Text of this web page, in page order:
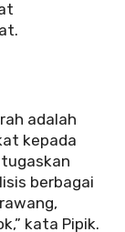
adalah
kepada
berbagai
kata Pipik.